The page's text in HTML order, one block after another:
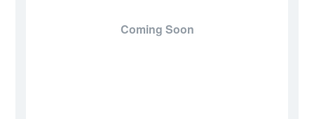
Coming Soon